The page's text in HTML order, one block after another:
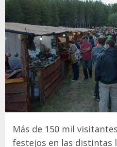
Más de 150 mil
festejos en las distintas